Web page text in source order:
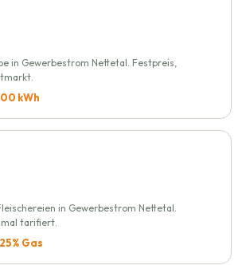
in Gewerbestrom Nettetal. Festpreis,
kWh
in Gewerbestrom Nettetal.
tarifiert.
Gas